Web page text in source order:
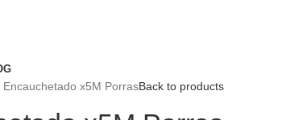
Encauchetado x5M PorrasBack to products